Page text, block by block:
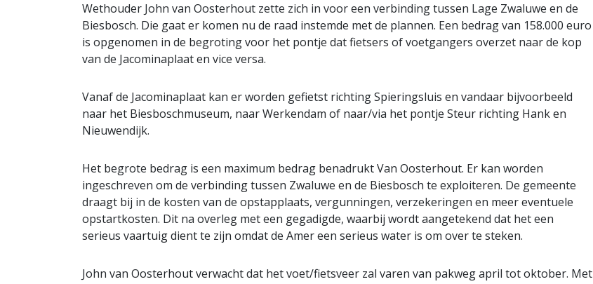
Wethouder John van Oosterhout zette zich in voor een verbinding tussen Lage Zwaluwe en de
Biesbosch. Die gaat er komen nu de raad instemde met de plannen. Een bedrag van 158.000 euro
is opgenomen in de begroting voor het pontje dat fietsers of voetgangers overzet naar de kop
van de Jacominaplaat en vice versa.
Vanaf de Jacominaplaat kan er worden gefietst richting Spieringsluis en vandaar bijvoorbeeld
naar het Biesboschmuseum, naar Werkendam of naar/via het pontje Steur richting Hank en
Nieuwendijk.
Het begrote bedrag is een maximum bedrag benadrukt Van Oosterhout. Er kan worden
ingeschreven om de verbinding tussen Zwaluwe en de Biesbosch te exploiteren. De gemeente
draagt bij in de kosten van de opstapplaats, vergunningen, verzekeringen en meer eventuele
opstartkosten. Dit na overleg met een gegadigde, waarbij wordt aangetekend dat het een
serieus vaartuig dient te zijn omdat de Amer een serieus water is om over te steken.
John van Oosterhout verwacht dat het voet/fietsveer zal varen van pakweg april tot oktober. Met